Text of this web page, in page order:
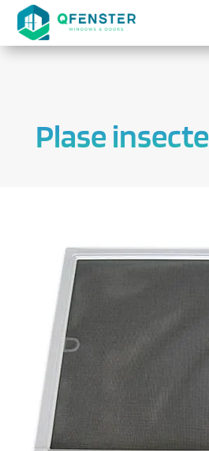
Plase insecte